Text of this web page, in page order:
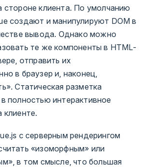
стороне клиента. По умолчанию
создают и манипулируют DOM в
вывода. Однако можно
те же компоненты в HTML-
отправить их
в браузер и, наконец,
Статическая разметка
полностью интерактивное
клиенте.
с серверным рендерингом
«изоморфным» или
в том смысле, что большая